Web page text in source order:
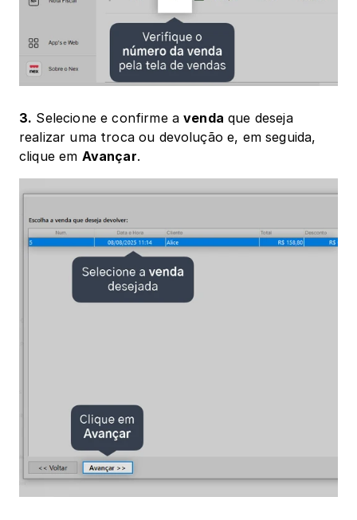
3. Selecione e confirme a venda que deseja
realizar uma troca ou devolução e, em seguida,
clique em Avançar.